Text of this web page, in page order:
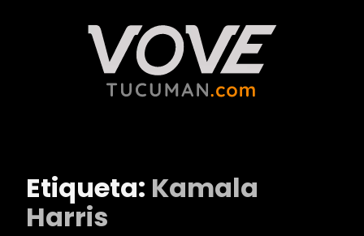
Etiqueta: Kamala
Harris